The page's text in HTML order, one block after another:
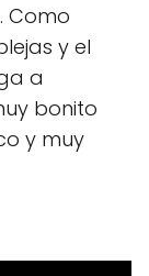
Como
y el
a
bonito
y muy